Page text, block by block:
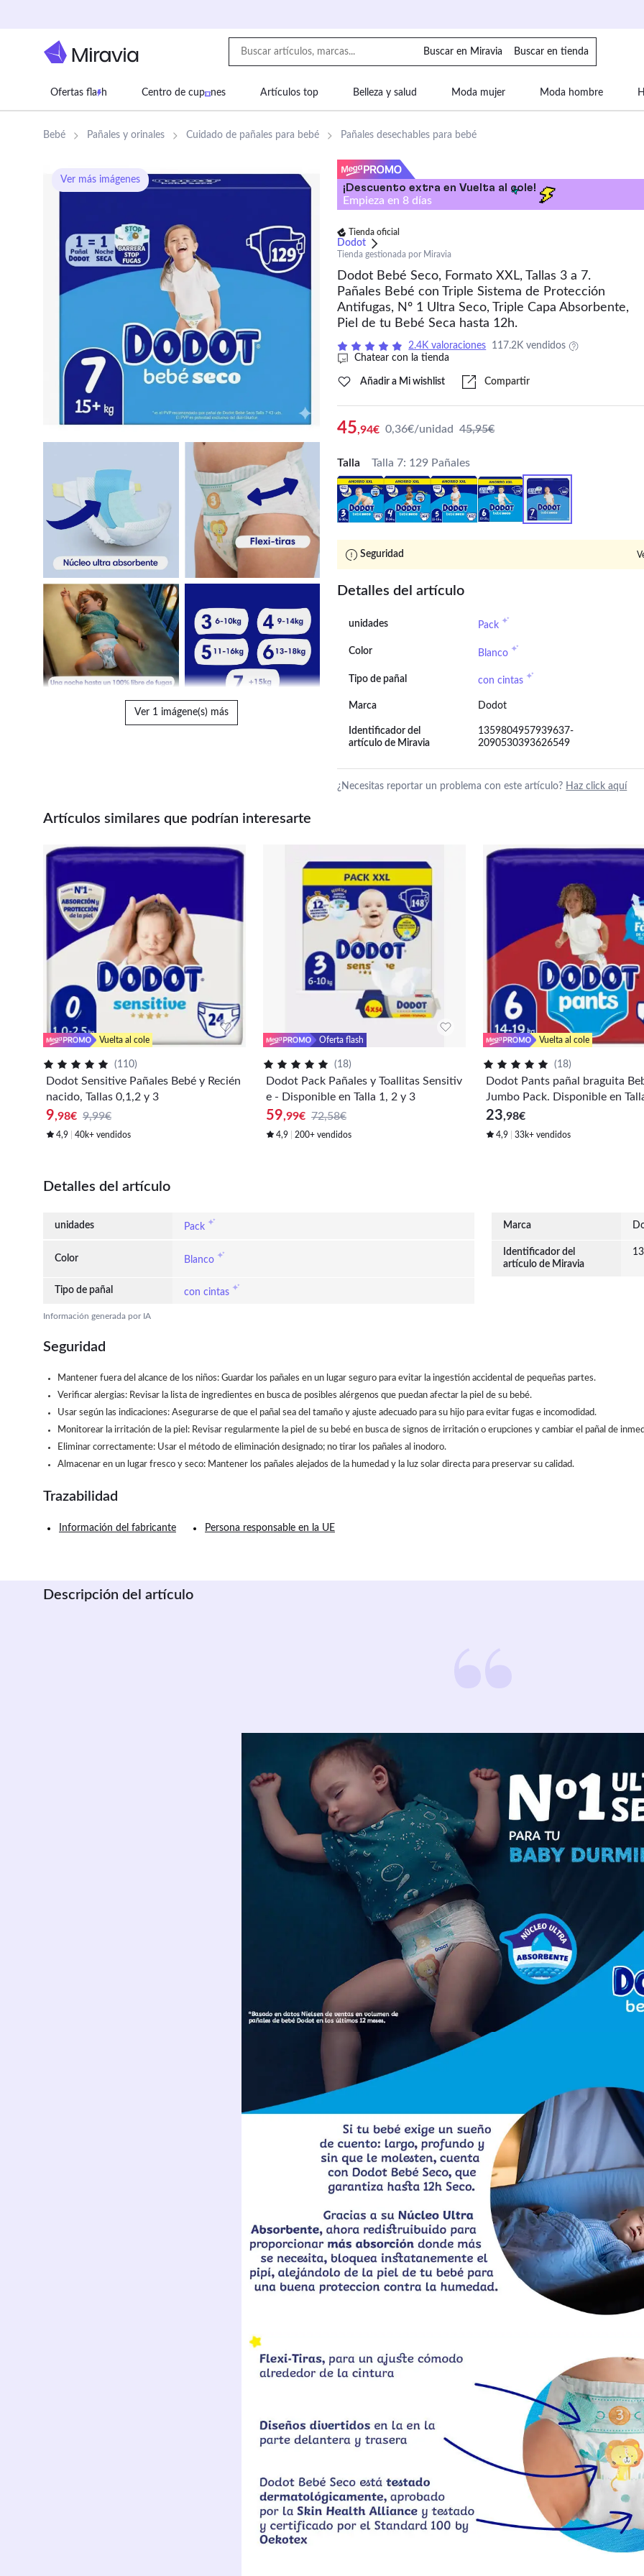
Buscar en Miravia Buscar en tienda
Ofertas fla h Centro de cup nes Artículos top Belleza y salud Moda mujer Moda hombre
Supermercado Juguetes Deportes Equipaje Mascotas Bebé
Bebé Pañales y orinales Cuidado de pañales para bebé Pañales desechables para bebé
Ver más imágenes
Ver 1 imágene(s) más
¡Descuento extra en Vuelta al cole!
Empieza en 8 días
Tienda oficial
Dodot
Tienda gestionada por Miravia
Dodot Bebé Seco, Formato XXL, Tallas 3 a 7.
Pañales Bebé con Triple Sistema de Protección
Antifugas, Nº 1 Ultra Seco, Triple Capa Absorbente,
Piel de tu Bebé Seca hasta 12h.
2.4K valoraciones
117.2K vendidos
Chatear con la tienda
Añadir a Mi wishlist Compartir
45,94€ 0,36€/unidad 45,95€
Talla Talla 7: 129 Pañales
Seguridad
Detalles del artículo
unidades Pack
Color Blanco
Tipo de pañal con cintas
Marca Dodot
Identificador del
artículo de Miravia
1359804957939637-
2090530393626549
¿Necesitas reportar un problema con este artículo? Haz click aquí
Artículos similares que podrían interesarte
Vuelta al cole
(110)
Dodot Sensitive Pañales Bebé y Recién
nacido, Tallas 0,1,2 y 3
9,98€ 9,99€
4,9 40k+ vendidos
Oferta flash
(18)
Dodot Pack Pañales y Toallitas Sensitiv
e - Disponible en Talla 1, 2 y 3
59,99€ 72,58€
4,9 200+ vendidos
Vuelta al cole
(18)
Dodot Pants pañal braguita
Jumbo Pack. Disponible en
y 6.
23,98€
4,9 33k+ vendidos
Detalles del artículo
unidades Pack Marca
Color Blanco
Identificador del
artículo de Miravia
Tipo de pañal con cintas
Información generada por IA
Seguridad
Mantener fuera del alcance de los niños: Guardar los pañales en un lugar seguro para evitar la ingestión accidental de pequeñas partes.
Verificar alergias: Revisar la lista de ingredientes en busca de posibles alérgenos que puedan afectar la piel de su bebé.
Usar según las indicaciones: Asegurarse de que el pañal sea del tamaño y ajuste adecuado para su hijo para evitar fugas e incomodidad.
Monitorear la irritación de la piel: Revisar regularmente la piel de su bebé en busca de signos de irritación o erupciones y cambiar el pañal de
Eliminar correctamente: Usar el método de eliminación designado; no tirar los pañales al inodoro.
Almacenar en un lugar fresco y seco: Mantener los pañales alejados de la humedad y la luz solar directa para preservar su calidad.
Trazabilidad
Información del fabricante Persona responsable en la UE
Descripción del artículo